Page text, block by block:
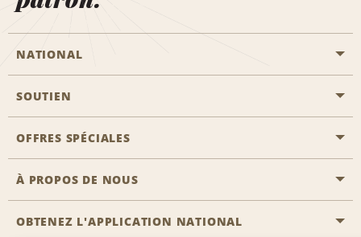
NATIONAL
Aviation générale
Emplacements Emerald Aisle
Agents de voyage
Réserver un véhicule pour quelqu'un d'autre
SOUTIEN
Clients ayant un handicap
Nous contacter
FAQ
OFFRES SPÉCIALES
Toutes les offres
À PROPOS DE NOUS
Histoire de l’entreprise
OBTENEZ L'APPLICATION NATIONAL